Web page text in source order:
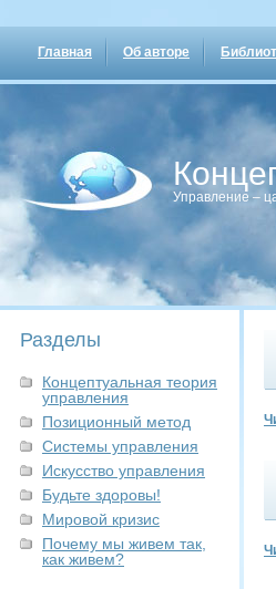
Главная Об авторе
Управление –
Разделы
Концептуальная теория
управления
Позиционный метод
Системы управления
Искусство управления
Будьте здоровы!
Мировой кризис
Почему мы живем так,
как живем?